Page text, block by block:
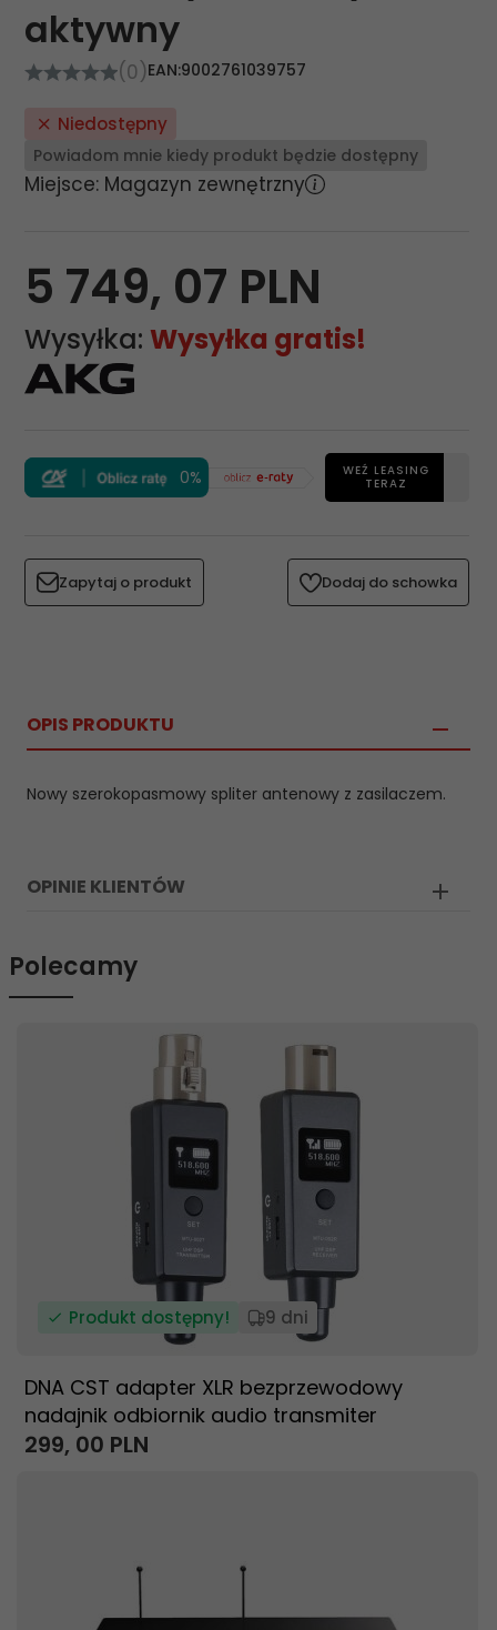
aktywny
(0)EAN:9002761039757
Niedostępny
Powiadom mnie kiedy produkt będzie dostępny
Miejsce: Magazyn zewnętrzny
5 749, 07 PLN
Wysyłka: Wysyłka gratis!
0%
WEŹ LEASING
TERAZ
Zapytaj o produkt Dodaj do schowka
OPIS PRODUKTU
Nowy szerokopasmowy spliter antenowy z zasilaczem.
OPINIE KLIENTÓW
Polecamy
Produkt dostępny! 9 dni
DNA CST adapter XLR bezprzewodowy
nadajnik odbiornik audio transmiter
299, 00 PLN